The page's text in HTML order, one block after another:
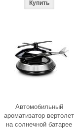
Автомобильный
ароматизатор вертолет
на солнечной батарее